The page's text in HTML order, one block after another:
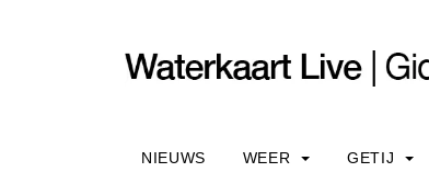
NIEUWS WEER GETIJ